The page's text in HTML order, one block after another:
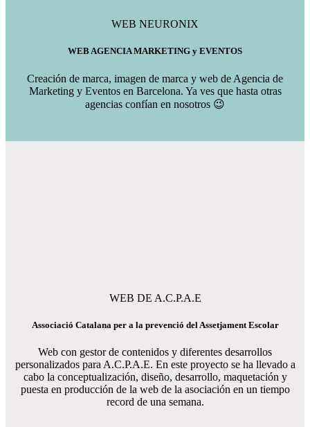
WEB NEURONIX
WEB AGENCIA MARKETING y EVENTOS
Creación de marca, imagen de marca y web de Agencia de
Marketing y Eventos en Barcelona. Ya ves que hasta otras
agencias confían en nosotros 😉
WEB DE A.C.P.A.E
Associació Catalana per a la prevenció del Assetjament Escolar
Web con gestor de contenidos y diferentes desarrollos
personalizados para A.C.P.A.E. En este proyecto se ha llevado a
cabo la conceptualización, diseño, desarrollo, maquetación y
puesta en producción de la web de la asociación en un tiempo
record de una semana.